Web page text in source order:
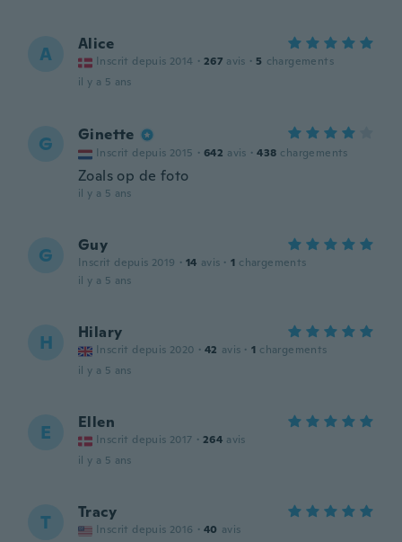
A Alice
Inscrit depuis 2014 · 267 avis · 5 chargements
il y a 5 ans
G Ginette
Inscrit depuis 2015 · 642 avis · 438 chargements
Zoals op de foto
il y a 5 ans
G Guy
Inscrit depuis 2019 · 14 avis · 1 chargements
il y a 5 ans
H Hilary
Inscrit depuis 2020 · 42 avis · 1 chargements
il y a 5 ans
E Ellen
Inscrit depuis 2017 · 264 avis
il y a 5 ans
T Tracy
Inscrit depuis 2016 · 40 avis